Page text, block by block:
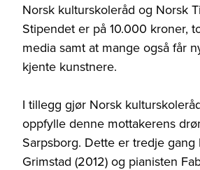
Norsk kulturskoleråd og Norsk
Stipendet er på 10.000 kroner,
media samt at mange også får
kjente kunstnere.
I tillegg gjør Norsk
oppfylle denne mottakerens
Sarpsborg. Dette er tredje
Grimstad (2012) og pianisten